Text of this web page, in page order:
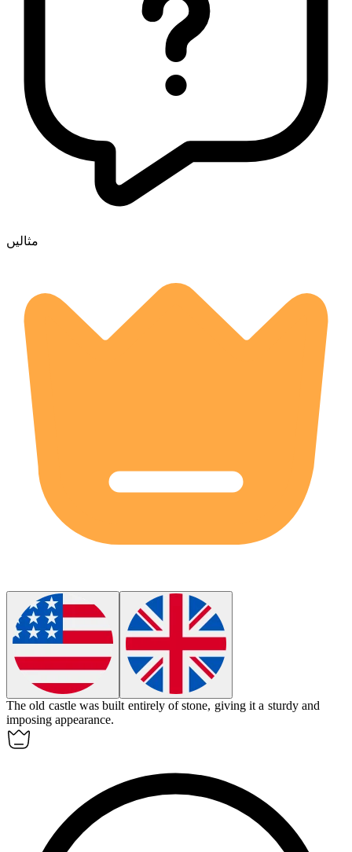
مثالیں
The old castle was built entirely ofstone, giving it a sturdy and
imposing appearance.